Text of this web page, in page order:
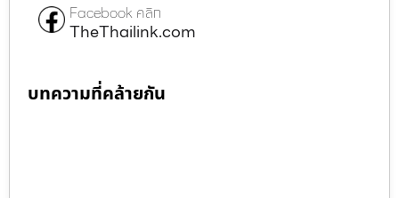
Facebook คลิก
TheThailink.com
บทความที่คล้ายกัน